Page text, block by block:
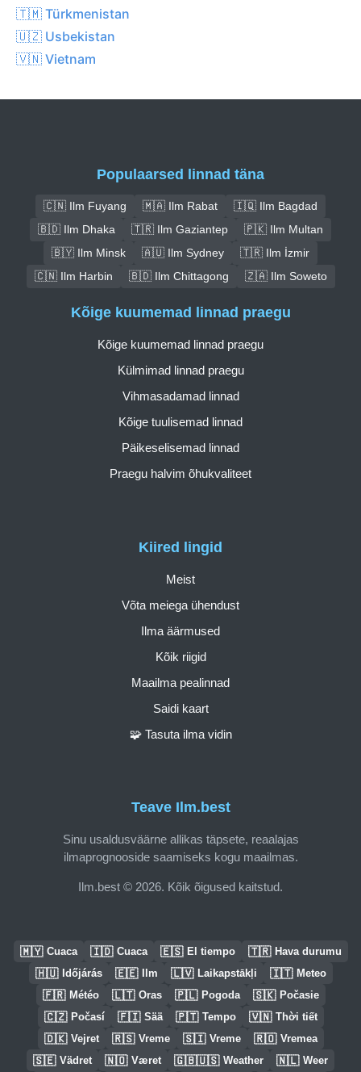
🇹🇲 Türkmenistan
🇺🇿 Usbekistan
🇻🇳 Vietnam
Populaarsed linnad täna
🇨🇳 Ilm Fuyang 🇲🇦 Ilm Rabat
🇮🇶 Ilm Bagdad
🇧🇩 Ilm Dhaka
🇹🇷 Ilm Gaziantep
🇵🇰 Ilm Multan
🇧🇾 Ilm Minsk
🇦🇺 Ilm Sydney
🇹🇷 Ilm İzmir
🇨🇳 Ilm Harbin
🇧🇩 Ilm Chittagong 🇿🇦 Ilm Soweto
Teave Ilm.best
Sinu usaldusväärne allikas täpsete, reaalajas
ilmaprognooside saamiseks kogu maailmas.
Ilm.best © 2026. Kõik õigused kaitstud.
Kiired lingid
Meist
Võta meiega ühendust
Ilma äärmused
Kõik riigid
Maailma pealinnad
Saidi kaart
🧩 Tasuta ilma vidin
Kõige kuumemad linnad praegu
Kõige kuumemad linnad praegu
Külmimad linnad praegu
Vihmasadamad linnad
Kõige tuulisemad linnad
Päikeselisemad linnad
Praegu halvim õhukvaliteet
🇲🇾 Cuaca 🇮🇩 Cuaca 🇪🇸 El tiempo 🇹🇷 Hava durumu
🇭🇺 Időjárás 🇪🇪 Ilm 🇱🇻 Laikapstākļi 🇮🇹 Meteo
🇫🇷 Météo 🇱🇹 Oras 🇵🇱 Pogoda 🇸🇰 Počasie
🇨🇿 Počasí 🇫🇮 Sää 🇵🇹 Tempo 🇻🇳 Thời tiết
🇩🇰 Vejret 🇷🇸 Vreme 🇸🇮 Vreme 🇷🇴 Vremea
🇸🇪 Vädret 🇳🇴 Været 🇬🇧🇺🇸 Weather 🇳🇱 Weer